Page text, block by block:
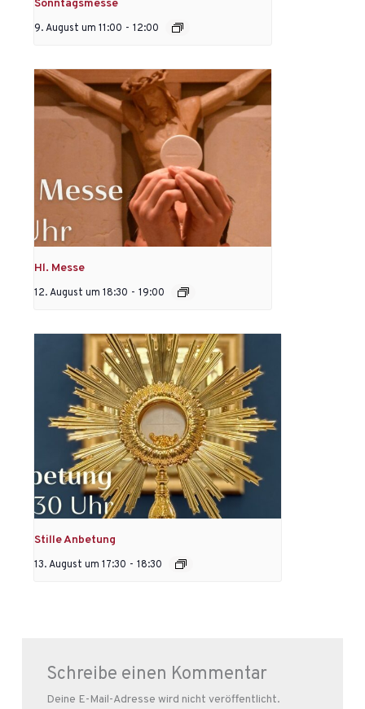
Sonntagsmesse
9. August um 11:00 - 12:00
Hl. Messe
12. August um 18:30 - 19:00
Stille Anbetung
13. August um 17:30 - 18:30
Schreibe einen Kommentar
Deine E-Mail-Adresse wird nicht veröffentlicht.